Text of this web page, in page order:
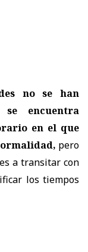
no se han
encuentra
en el que
pero
a transitar con
los tiempos